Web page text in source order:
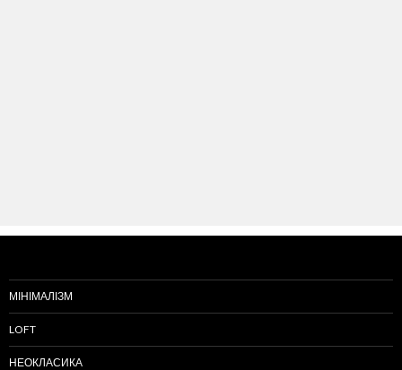
МІНІМАЛІЗМ
LOFT
НЕОКЛАСИКА